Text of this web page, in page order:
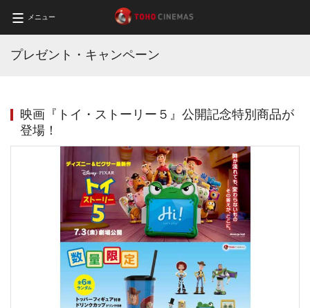
メニュー
プレゼント・キャンペーン
映画『トイ・ストーリー５』公開記念特別商品が
登場！